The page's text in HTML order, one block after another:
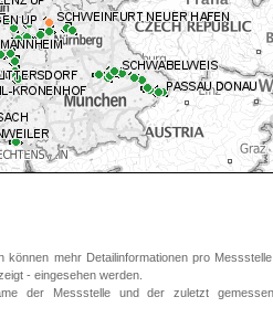
können mehr Detailinformationen pro
- eingesehen werden.
der Messstelle und der zuletzt